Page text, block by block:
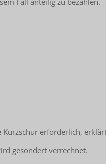
erforderlich,
gesondert verrechnet.